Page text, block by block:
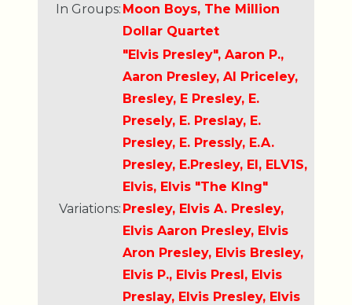
In Groups: Moon Boys, The Million
Dollar Quartet
Variations:
"Elvis Presley", Aaron P.,
Aaron Presley, Al Priceley,
Bresley, E Presley, E.
Presely, E. Preslay, E.
Presley, E. Pressly, E.A.
Presley, E.Presley, El, ELV1S,
Elvis, Elvis "The KIng"
Presley, Elvis A. Presley,
Elvis Aaron Presley, Elvis
Aron Presley, Elvis Bresley,
Elvis P., Elvis Presl, Elvis
Preslay, Elvis Presley, Elvis